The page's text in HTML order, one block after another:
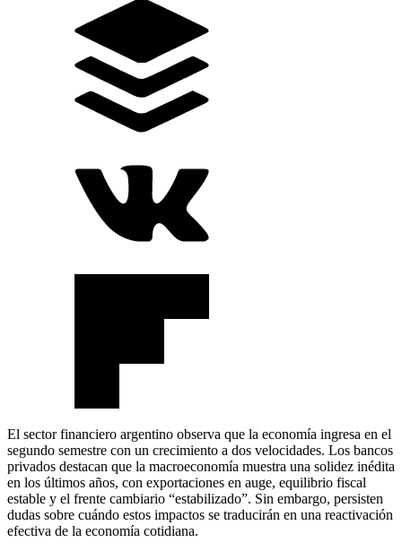
El sector financiero argentino observa que la economía ingresa en el
segundo semestre con un crecimiento a dos velocidades. Los bancos
privados destacan que la macroeconomía muestra una solidez inédita
en los últimos años, con exportaciones en auge, equilibrio fiscal
estable y el frente cambiario “estabilizado”. Sin embargo, persisten
dudas sobre cuándo estos impactos se traducirán en una reactivación
efectiva de la economía cotidiana.